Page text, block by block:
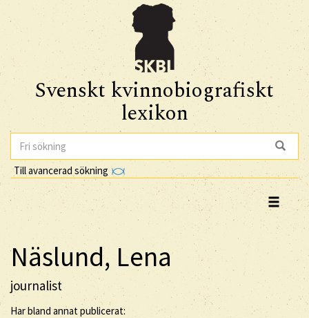
Svenskt kvinnobiografiskt
lexikon
Till avancerad sökning
Näslund, Lena
journalist
Har bland annat publicerat: